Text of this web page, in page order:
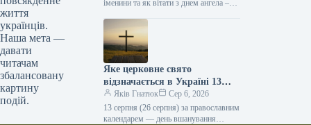
життя
українців.
Наша мета —
давати
читачам
збалансовану
картину
подій.
іменини та як вітати з днем ангела –
Яке церковне свято
відзначається в Україні 13
серпня
Яків Гнатюк
Сер 6, 2026
13 серпня (26 серпня) за православним
календарем — день вшанування